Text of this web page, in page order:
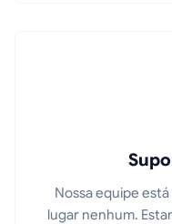
Nossa equipe
lugar nenhum.